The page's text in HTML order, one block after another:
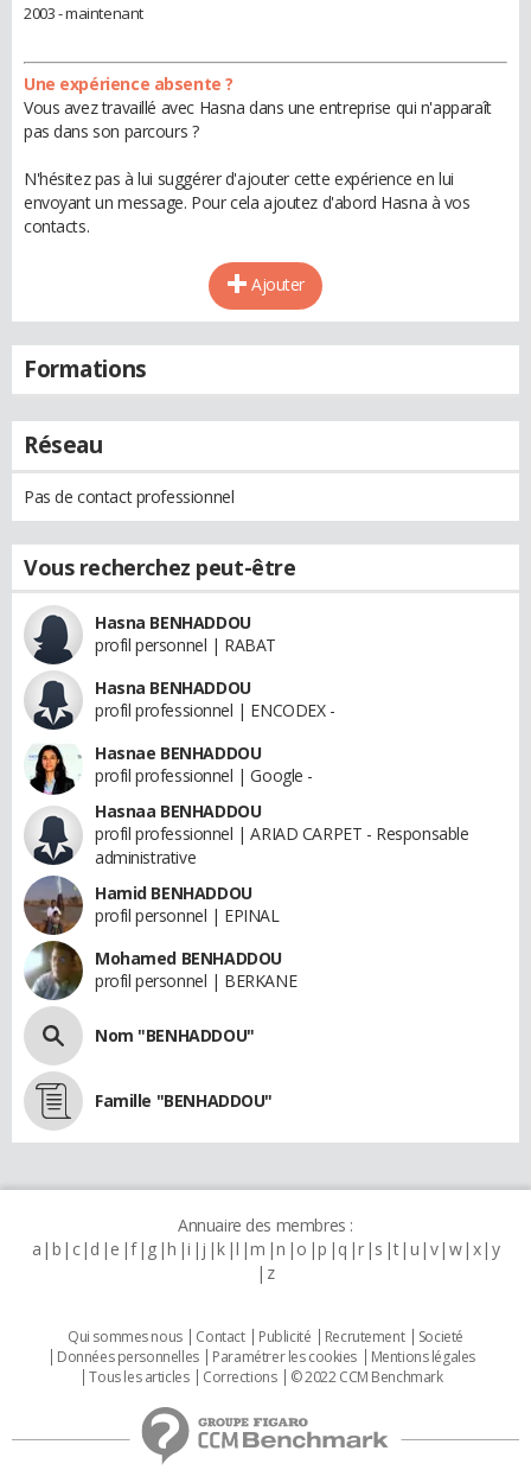
2003 - maintenant
Une expérience absente ?
Vous avez travaillé avec Hasna dans une entreprise qui n'apparaît
pas dans son parcours ?
N'hésitez pas à lui suggérer d'ajouter cette expérience en lui
envoyant un message. Pour cela ajoutez d'abord Hasna à vos
contacts.
Ajouter
Formations
Réseau
Pas de contact professionnel
Vous recherchez peut-être
Hasna BENHADDOU
profil personnel | RABAT
Hasna BENHADDOU
profil professionnel | ENCODEX -
Hasnae BENHADDOU
profil professionnel | Google -
Hasnaa BENHADDOU
profil professionnel | ARIAD CARPET - Responsable
administrative
Hamid BENHADDOU
profil personnel | EPINAL
Mohamed BENHADDOU
profil personnel | BERKANE
Nom "BENHADDOU"
Famille "BENHADDOU"
Annuaire des membres :
a b c d e f g h i j k l m n o p q r s t u v w x y
z
Qui sommes nous Contact Publicité Recrutement
Societé
Données personnelles
Paramétrer les cookies
Mentions légales
Tous les articles
Corrections © 2022 CCM Benchmark